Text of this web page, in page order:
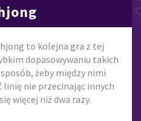
to kolejna gra z tej
dopasowywaniu takich
żeby między nimi
linię nie przecinając innych
więcej niż dwa razy.